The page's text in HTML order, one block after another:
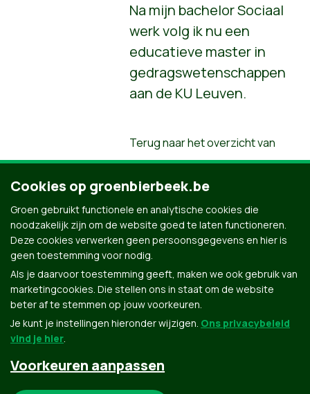
Na mijn bachelor Sociaal
werk volg ik nu een
educatieve master in
gedragswetenschappen
aan de KU Leuven.
Terug naar het overzicht van
onze mensen
Groen.be
Cookies op groenbierbeek.be
Groen gebruikt functionele en analytische cookies die
noodzakelijk zijn om de website goed te laten functioneren.
Deze cookies verwerken geen persoonsgegevens en hier is
geen toestemming voor nodig.
Als je daarvoor toestemming geeft, maken we ook gebruik van
marketingcookies. Die stellen ons in staat om de website
beter af te stemmen op jouw voorkeuren.
Je kunt je instellingen hieronder wijzigen. Ons privacybeleid
vind je hier.
Voorkeuren aanpassen